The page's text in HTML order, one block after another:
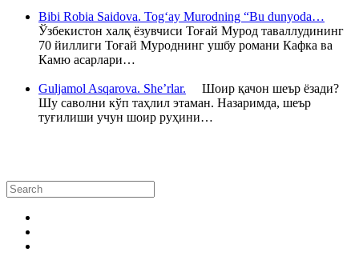
Bibi Robia Saidova. Tog‘ay Murodning “Bu dunyoda…
Ўзбекистон халқ ёзувчиси Тоғай Мурод таваллудининг
70 йиллиги Тоғай Муроднинг ушбу романи Кафка ва
Камю асарлари…
Guljamol Asqarova. She’rlar. Шоир қачон шеър ёзади?
Шу саволни кўп таҳлил этаман. Назаримда, шеър
туғилиши учун шоир руҳини…